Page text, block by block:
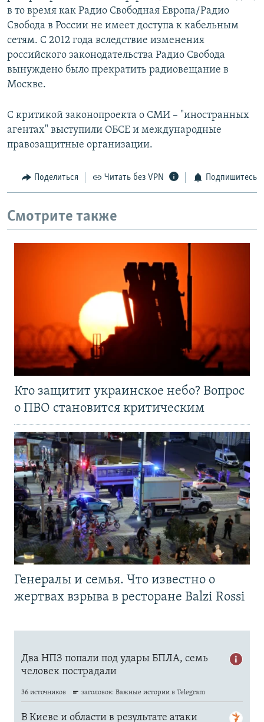
в то время как Радио Свободная Европа/Радио
Свобода в России не имеет доступа к кабельным
сетям. С 2012 года вследствие изменения
российского законодательства Радио Свобода
вынуждено было прекратить радиовещание в
Москве.
С критикой законопроекта о СМИ – "иностранных
агентах" выступили ОБСЕ и международные
правозащитные организации.
Поделиться Читать без VPN Подпишитесь
Смотрите также
Кто защитит украинское небо? Вопрос
о ПВО становится критическим
Генералы и семья. Что известно о
жертвах взрыва в ресторане Balzi Rossi